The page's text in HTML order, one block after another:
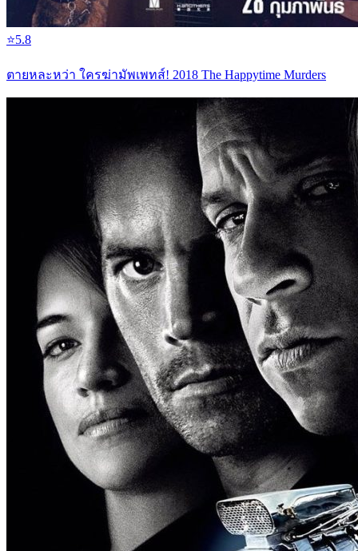
⭐5.8
ตายหละหว่า ใครฆ่ามัพเพทส์! 2018 The Happytime Murders